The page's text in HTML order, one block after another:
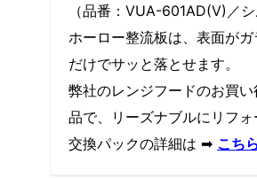
（品番：VUA-601AD(V)／シ
ホーロー整流板は、表面が
だけでサッと落とせます。
弊社のレンジフードのお買
品で、リーズナブルにリフォ
交換パックの詳細は ➡ こちら